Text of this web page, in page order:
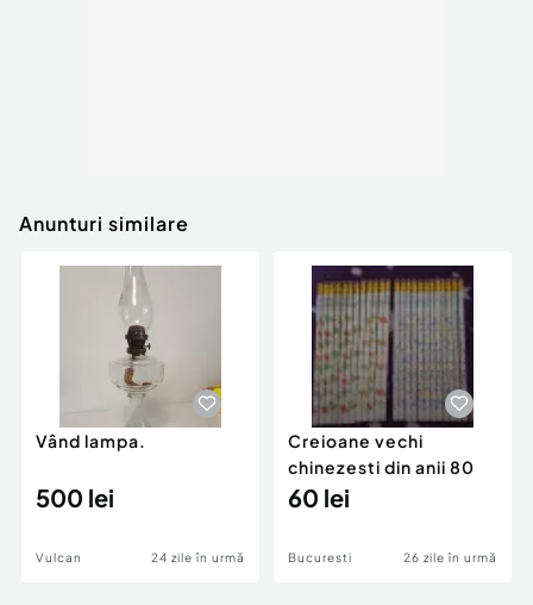
Anunturi similare
Vând lampa.
500 lei
Vulcan 24 zile în urmă
Creioane vechi
chinezesti din anii 80
60 lei
Bucuresti 26 zile în urmă